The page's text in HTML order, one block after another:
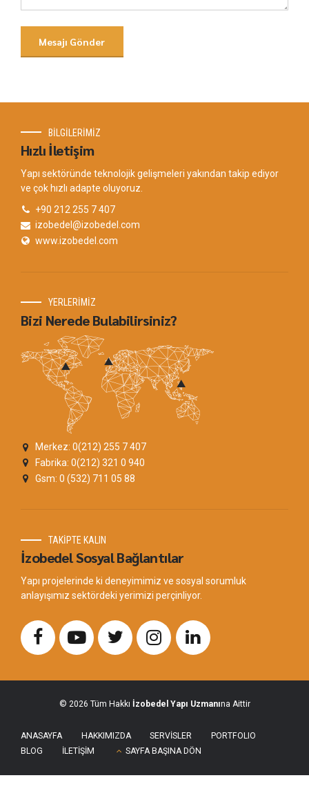
BİLGİLERİMİZ
Hızlı İletişim
Yapı sektöründe teknolojik gelişmeleri yakından takip ediyor
ve çok hızlı adapte oluyoruz.
+90 212 255 7 407
izobedel@izobedel.com
www.izobedel.com
YERLERİMİZ
Bizi Nerede Bulabilirsiniz?
Merkez: 0(212) 255 7 407
Fabrika: 0(212) 321 0 940
Gsm: 0 (532) 711 05 88
TAKİPTE KALIN
İzobedel Sosyal Bağlantılar
Yapı projelerinde ki deneyimimiz ve sosyal sorumluk
anlayışımız sektördeki yerimizi perçinliyor.
© 2026 Tüm Hakkı İzobedel Yapı Uzmanına Aittir
ANASAYFA HAKKIMIZDA SERVİSLER
PORTFOLIO
BLOG
İLETİŞİM SAYFA BAŞINA DÖN